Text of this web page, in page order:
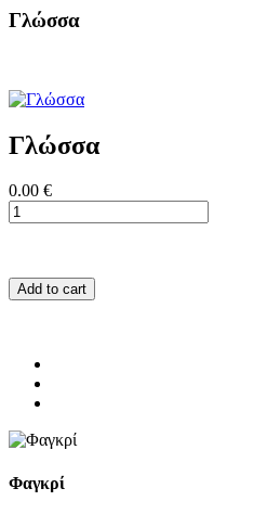
Γλώσσα
Γλώσσα
0.00 €
Add to cart
Φαγκρί